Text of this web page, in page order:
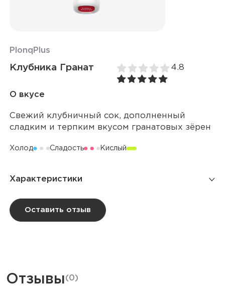
Plonq Plus
Клубника Гранат 4.8
О вкусе
Свежий клубничный сок, дополненный
сладким и терпким вкусом гранатовых зёрен
Холод Сладость Кислый
Характеристики
Количество затяжек
Оставить отзыв
Отзывы (0)